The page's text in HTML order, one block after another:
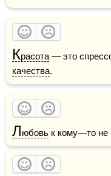
Красота
качества.
Любовь к кому—то не